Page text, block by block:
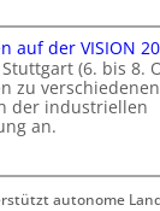
auf der VISION
Stuttgart (6. bis 8.
zu verschiedenen
der industriellen
an.
autonome